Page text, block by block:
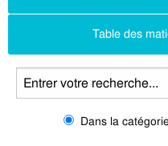
Table des
Dans la